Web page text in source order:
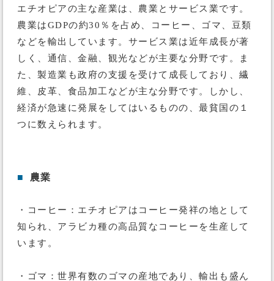
エチオピアの主な産業は、農業とサービス業です。
農業はGDPの約30％を占め、コーヒー、ゴマ、豆類
などを輸出しています。サービス業は近年成長が著
しく、通信、金融、観光などが主要な分野です。ま
た、製造業も政府の支援を受けて成長しており、繊
維、皮革、食品加工などが主な分野です。しかし、
経済が急速に発展をしてはいるものの、最貧国の１
つに数えられます。
■ 農業
・コーヒー：エチオピアはコーヒー発祥の地として
知られ、アラビカ種の高品質なコーヒーを生産して
います。
・ゴマ：世界有数のゴマの産地であり、輸出も盛ん